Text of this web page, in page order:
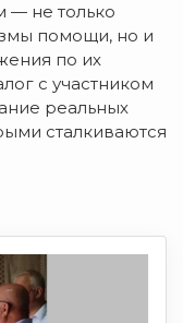
— не только
помощи, но и
по их
с участником
реальных
сталкиваются